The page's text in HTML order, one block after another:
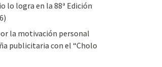
lo logra en la 88ª Edición
la motivación personal
publicitaria con el “Cholo